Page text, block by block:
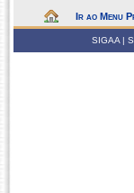
Ir ao Menu
SIGAA |